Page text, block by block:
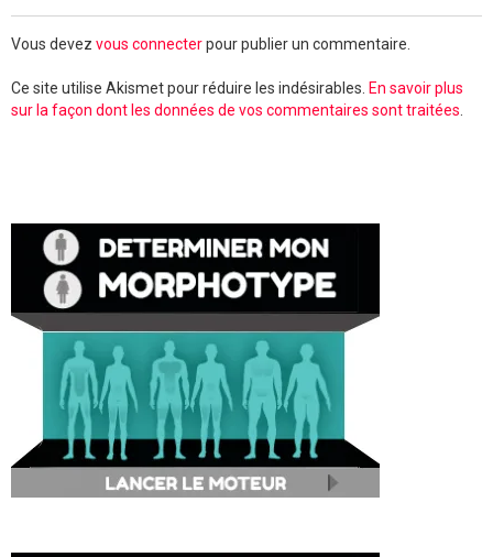
Vous devez vous connecterpour publier un commentaire.
Ce site utilise Akismet pour réduire les indésirables. En savoir plus
sur la façon dont les données de vos commentaires sont traitées